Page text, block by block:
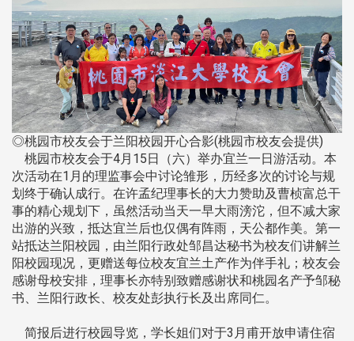
◎桃园市校友会于兰阳校园开心合影(桃园市校友会提供)
桃园市校友会于4月15日（六）举办宜兰一日游活动。本
次活动在1月的理监事会中讨论雏形，历经多次的讨论与规
划终于确认成行。在许孟纪理事长的大力赞助及曹桢富总干
事的精心规划下，虽然活动当天一早大雨滂沱，但不减大家
出游的兴致，抵达宜兰后也仅偶有阵雨，天公都作美。第一
站抵达兰阳校园，由兰阳行政处邹昌达秘书为校友们讲解兰
阳校园现况，更赠送每位校友宜兰土产作为伴手礼；校友会
感谢母校安排，理事长亦特别致赠感谢状和桃园名产予邹秘
书、兰阳行政长、校友处彭执行长及出席同仁。
简报后进行校园导览，学长姐们对于3月甫开放申请住宿